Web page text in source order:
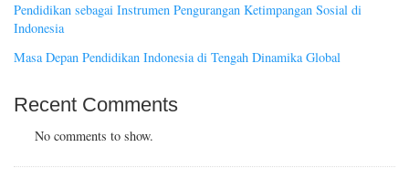
Pendidikan sebagai Instrumen Pengurangan Ketimpangan Sosial di
Indonesia
Masa Depan Pendidikan Indonesia di Tengah Dinamika Global
Recent Comments
No comments to show.